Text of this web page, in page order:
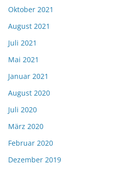
Oktober 2021
August 2021
Juli 2021
Mai 2021
Januar 2021
August 2020
Juli 2020
März 2020
Februar 2020
Dezember 2019